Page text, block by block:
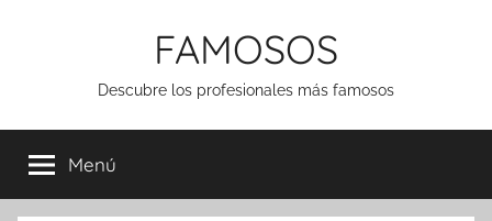
FAMOSOS
Descubre los profesionales más famosos
Menú